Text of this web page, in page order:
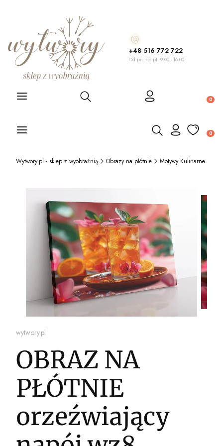
+48 516 772 722
Od pn. do pt. 9:00 - 16:00
Otwórz wyszukiwarkę
Otwórz wyszukiwarkę
Wytwory.pl - sklep z wyobraźnią Obrazy na płótnie Motywy Kulinarne
wytwory.pl
OBRAZ NA
PŁÓTNIE
orzeźwiający